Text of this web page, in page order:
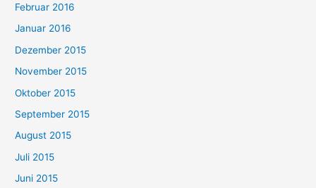
Februar 2016
Januar 2016
Dezember 2015
November 2015
Oktober 2015
September 2015
August 2015
Juli 2015
Juni 2015